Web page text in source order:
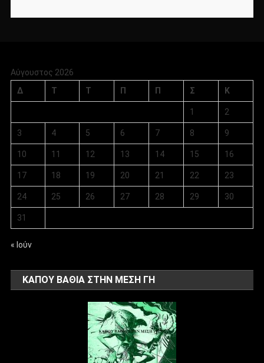
Αύγουστος 2026
Δ
Τ Τ Π Π Σ Κ
1 2
3 4 5 6 7 8 9
10 11 12 13 14 15 16
17 18 19 20 21 22 23
24 25 26 27 28 29 30
31
« Ιούν
ΚΑΠΟΥ ΒΑΘΙΑ ΣΤΗΝ ΜΕΣΗ ΓΗ